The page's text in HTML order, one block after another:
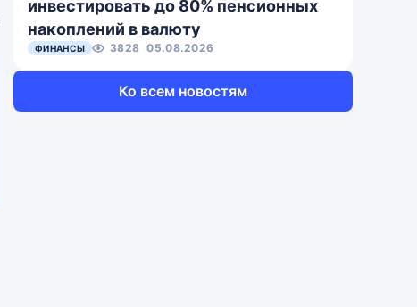
инвестировать до 80% пенсионных
накоплений в валюту
ФИНАНСЫ 3828 05.08.2026
Ко всем новостям